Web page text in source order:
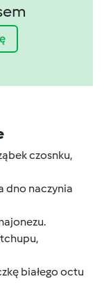
czosnku,
dno naczynia
białego octu